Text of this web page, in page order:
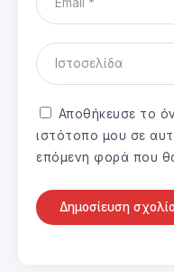
Αποθήκευσε το
ιστότοπο μου σε
επόμενη φορά που